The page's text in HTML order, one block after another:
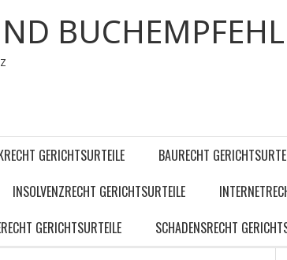
GERICHTSURTEILE BAURECHT
INSOLVENZRECHT GERICHTSURTEILE
GERICHTSURTEILE SCHADENSRECHT